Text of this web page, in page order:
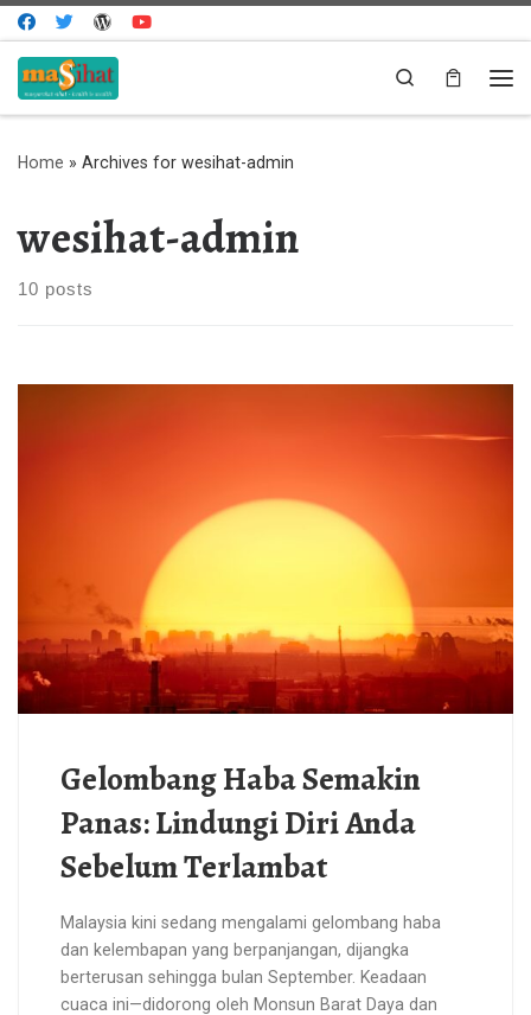
Skip to content
Search
Home » Archives for wesihat-admin
wesihat-admin
10 posts
Gelombang Haba Semakin
Panas: Lindungi Diri Anda
Sebelum Terlambat
Malaysia kini sedang mengalami gelombang haba
dan kelembapan yang berpanjangan, dijangka
berterusan sehingga bulan September. Keadaan
cuaca ini—didorong oleh Monsun Barat Daya dan